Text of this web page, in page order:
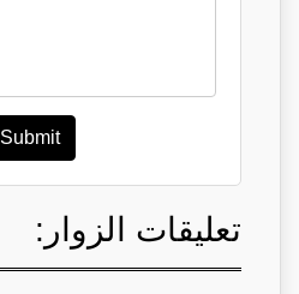
Submit
تعليقات الزوار: